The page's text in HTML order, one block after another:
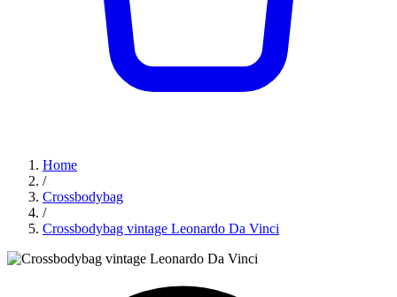
Home
/
Crossbodybag
/
Crossbodybag vintage Leonardo Da Vinci